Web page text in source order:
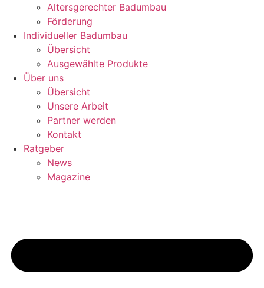
Altersgerechter Badumbau
Förderung
Individueller Badumbau
Übersicht
Ausgewählte Produkte
Über uns
Übersicht
Unsere Arbeit
Partner werden
Kontakt
Ratgeber
News
Magazine